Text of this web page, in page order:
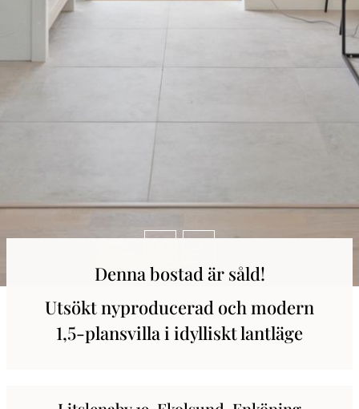
Denna bostad är såld!
Utsökt nyproducerad och modern
1,5-plansvilla i idylliskt lantläge